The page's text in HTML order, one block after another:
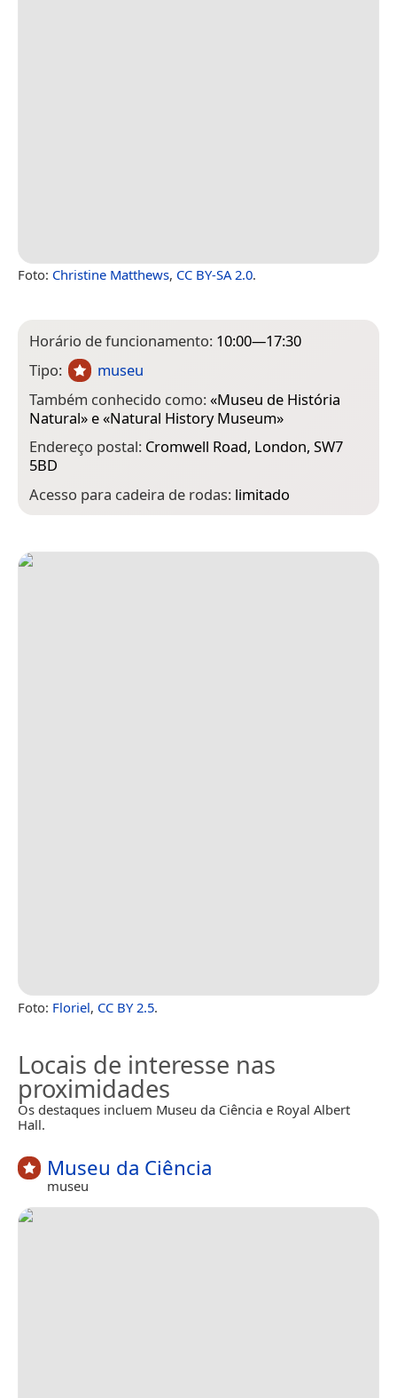
Foto: Christine Matthews, CC BY-SA 2.0.
Horário de funcionamento: 10:00—17:30
Tipo:
museu
Também conhecido como:«Museu de História
Natural» e «Natural History Museum»
Endereço postal: Cromwell Road, London, SW7
5BD
Acesso para cadeira de rodas: limitado
Foto: Floriel, CC BY 2.5.
Locais de interesse nas
proximidades
Os destaques incluem Museu da Ciência e Royal Albert
Hall.
Museu da Ciência
museu